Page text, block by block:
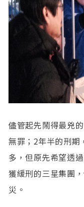
儘管起先鬧得最兇
無罪；2年半的刑期
多，但原先希望透
獲緩刑的三星集團
災。